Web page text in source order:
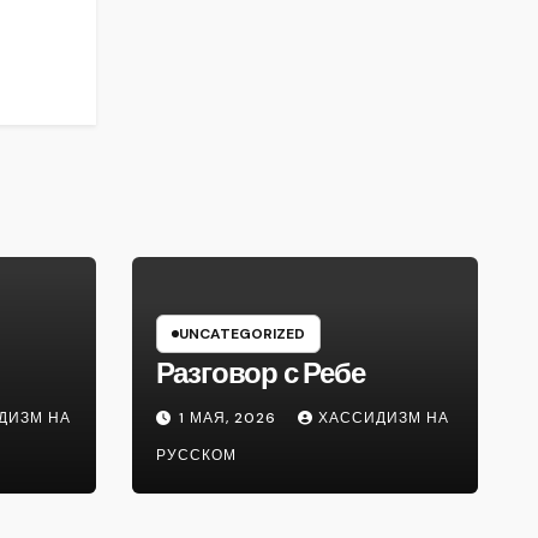
НА
UNCATEGORIZED
Разговор с Ребе
1 МАЯ, 2026
ХАССИДИЗМ НА
РУССКОМ